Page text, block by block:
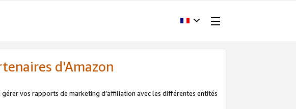
d'Amazon
gérer vos rapports de marketing d’affiliation avec les différentes entités